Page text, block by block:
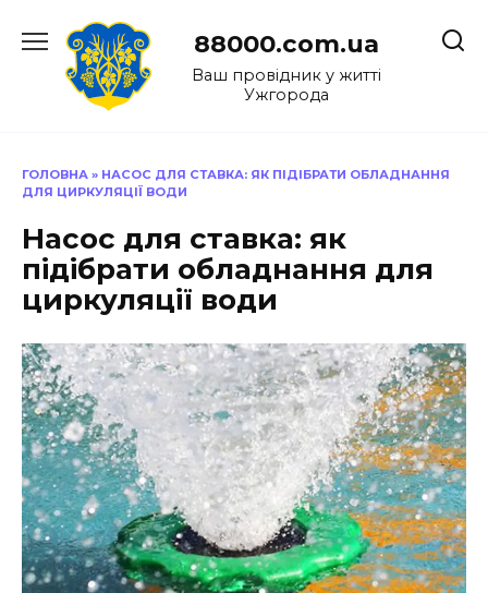
до
88000.com.ua
Ваш провідник у житті
Ужгорода
ГОЛОВНА » НАСОС ДЛЯ СТАВКА: ЯК ПІДІБРАТИ ОБЛАДНАННЯ
ДЛЯ ЦИРКУЛЯЦІЇ ВОДИ
Насос для ставка: як
підібрати обладнання для
циркуляції води